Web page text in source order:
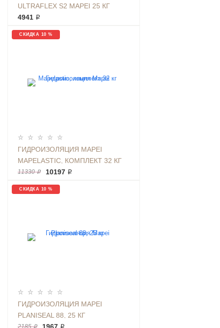
ULTRAFLEX S2 MAPEI 25 КГ
СЕРЫЙ
4941 ₽
СКИДКА 10 %
ГИДРОИЗОЛЯЦИЯ MAPEI
MAPELASTIC, КОМПЛЕКТ 32 КГ
11330 ₽ 10197 ₽
СКИДКА 10 %
ГИДРОИЗОЛЯЦИЯ MAPEI
PLANISEAL 88, 25 КГ
2185 ₽